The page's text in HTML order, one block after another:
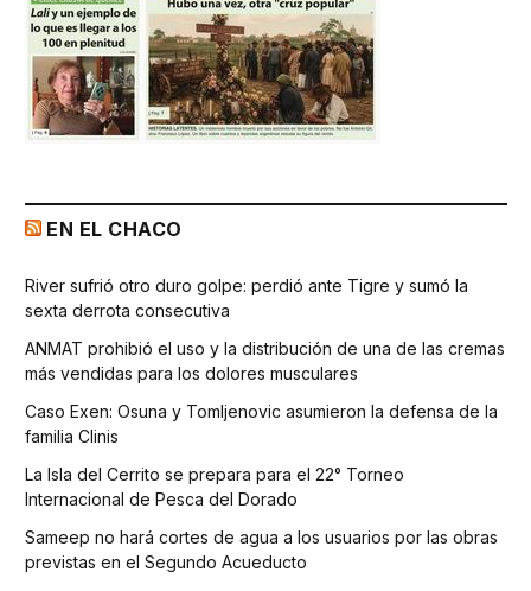
EN EL CHACO
River sufrió otro duro golpe: perdió ante Tigre y sumó la
sexta derrota consecutiva
ANMAT prohibió el uso y la distribución de una de las cremas
más vendidas para los dolores musculares
Caso Exen: Osuna y Tomljenovic asumieron la defensa de la
familia Clinis
La Isla del Cerrito se prepara para el 22° Torneo
Internacional de Pesca del Dorado
Sameep no hará cortes de agua a los usuarios por las obras
previstas en el Segundo Acueducto